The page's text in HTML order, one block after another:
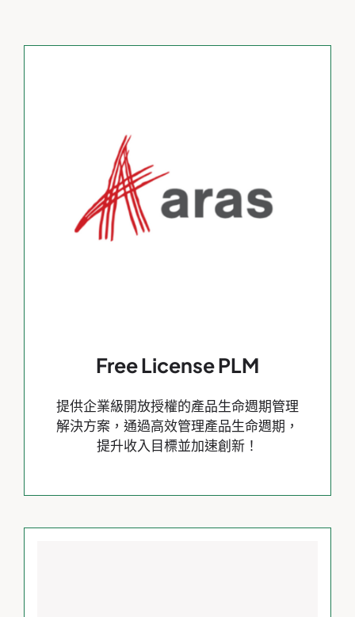
Free License PLM
提供企業級開放授權的產品生命週期管理
解決方案，通過高效管理產品生命週期，
提升收入目標並加速創新！